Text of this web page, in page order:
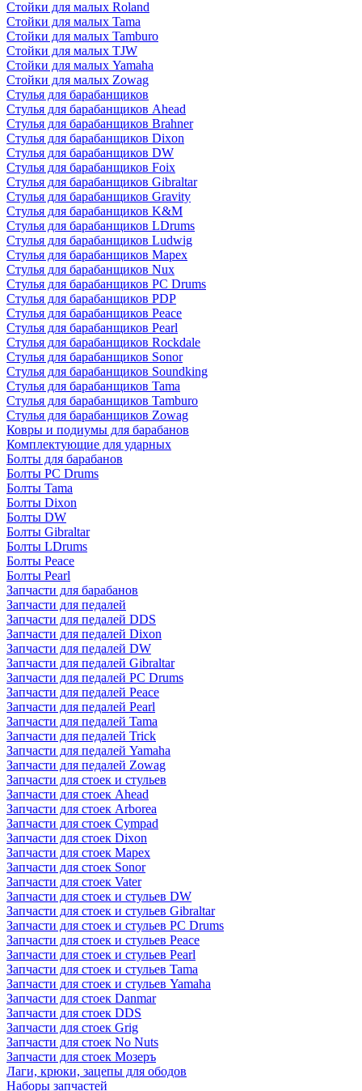
Стойки для малых Roland
Стойки для малых Tama
Стойки для малых Tamburo
Стойки для малых TJW
Стойки для малых Yamaha
Стойки для малых Zowag
Стулья для барабанщиков
Стулья для барабанщиков Ahead
Стулья для барабанщиков Brahner
Стулья для барабанщиков Dixon
Стулья для барабанщиков DW
Стулья для барабанщиков Foix
Стулья для барабанщиков Gibraltar
Стулья для барабанщиков Gravity
Стулья для барабанщиков K&M
Стулья для барабанщиков LDrums
Стулья для барабанщиков Ludwig
Стулья для барабанщиков Mapex
Стулья для барабанщиков Nux
Стулья для барабанщиков PC Drums
Стулья для барабанщиков PDP
Стулья для барабанщиков Peace
Стулья для барабанщиков Pearl
Стулья для барабанщиков Rockdale
Стулья для барабанщиков Sonor
Стулья для барабанщиков Soundking
Стулья для барабанщиков Tama
Стулья для барабанщиков Tamburo
Стулья для барабанщиков Zowag
Ковры и подиумы для барабанов
Комплектующие для ударных
Болты для барабанов
Болты PC Drums
Болты Tama
Болты Dixon
Болты DW
Болты Gibraltar
Болты LDrums
Болты Peace
Болты Pearl
Запчасти для барабанов
Запчасти для педалей
Запчасти для педалей DDS
Запчасти для педалей Dixon
Запчасти для педалей DW
Запчасти для педалей Gibraltar
Запчасти для педалей PC Drums
Запчасти для педалей Peace
Запчасти для педалей Pearl
Запчасти для педалей Tama
Запчасти для педалей Trick
Запчасти для педалей Yamaha
Запчасти для педалей Zowag
Запчасти для стоек и стульев
Запчасти для стоек Ahead
Запчасти для стоек Arborea
Запчасти для стоек Cympad
Запчасти для стоек Dixon
Запчасти для стоек Mapex
Запчасти для стоек Sonor
Запчасти для стоек Vater
Запчасти для стоек и стульев DW
Запчасти для стоек и стульев Gibraltar
Запчасти для стоек и стульев PC Drums
Запчасти для стоек и стульев Peace
Запчасти для стоек и стульев Pearl
Запчасти для стоек и стульев Tama
Запчасти для стоек и стульев Yamaha
Запчасти для стоек Danmar
Запчасти для стоек DDS
Запчасти для стоек Grig
Запчасти для стоек No Nuts
Запчасти для стоек Мозеръ
Лаги, крюки, зацепы для ободов
Наборы запчастей